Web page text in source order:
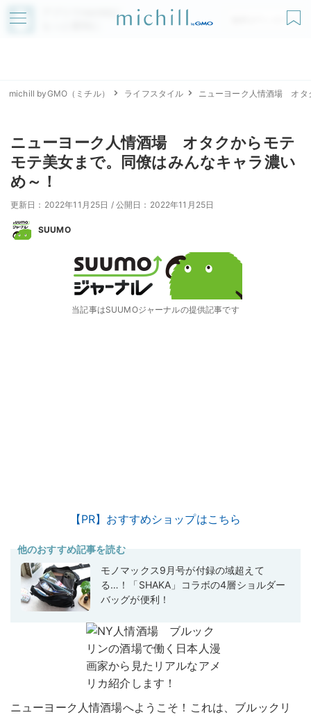
アプリでmichillが
無料ダウンロード
michill byGMO（ミチル） ライフスタイル ニューヨーク人情酒場 オタ
ニューヨーク人情酒場 オタクからモテ
モテ美女まで。同僚はみんなキャラ濃い
め～！
更新日：2022年11月25日 / 公開日：2022年11月25日
SUUMO
当記事はSUUMOジャーナルの提供記事です
【PR】おすすめショップはこちら
他のおすすめ記事を読む
モノマックス9月号が付録の域超えて
る…！「SHAKA」コラボの4層ショルダー
バッグが便利！
ニューヨーク人情酒場へようこそ！これは、ブルックリ